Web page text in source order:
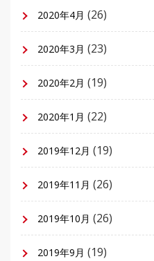
2020年4月 (26)
2020年3月 (23)
2020年2月 (19)
2020年1月 (22)
2019年12月 (19)
2019年11月 (26)
2019年10月 (26)
2019年9月 (19)